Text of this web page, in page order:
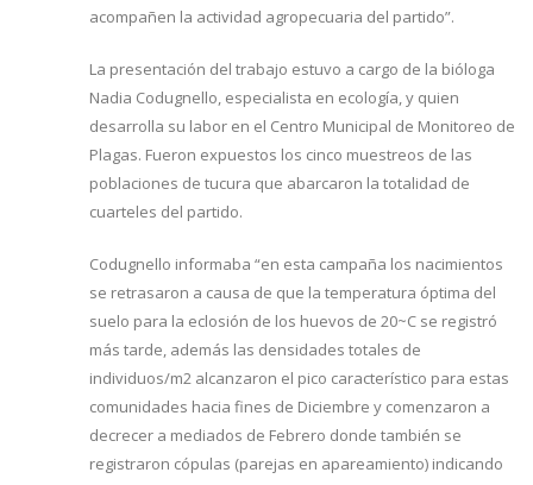
acompañen la actividad agropecuaria del partido”.
La presentación del trabajo estuvo a cargo de la bióloga
Nadia Codugnello, especialista en ecología, y quien
desarrolla su labor en el Centro Municipal de Monitoreo de
Plagas. Fueron expuestos los cinco muestreos de las
poblaciones de tucura que abarcaron la totalidad de
cuarteles del partido.
Codugnello informaba “en esta campaña los nacimientos
se retrasaron a causa de que la temperatura óptima del
suelo para la eclosión de los huevos de 20~C se registró
más tarde, además las densidades totales de
individuos/m2 alcanzaron el pico característico para estas
comunidades hacia fines de Diciembre y comenzaron a
decrecer a mediados de Febrero donde también se
registraron cópulas (parejas en apareamiento) indicando